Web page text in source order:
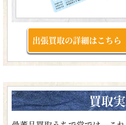
出張買取の詳細はこちら
買取